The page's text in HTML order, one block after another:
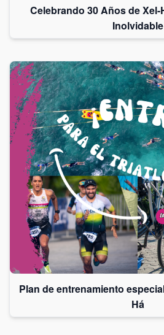
Celebrando 30 Años de
Inolvidable
Plan de entrenamiento
Há